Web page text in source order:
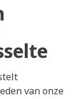
van onze